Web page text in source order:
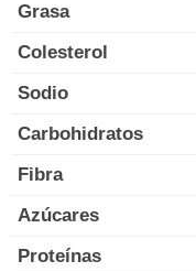
Grasa
Colesterol
Sodio
Carbohidratos
Fibra
Azúcares
Proteínas